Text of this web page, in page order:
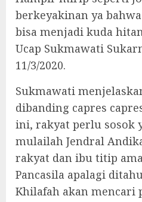
berkeyakinan ya
bisa menjadi kuda
Ucap Sukmawati
11/3/2020.
Sukmawati
dibanding capres
ini, rakyat perlu sosok
mulailah Jendral
rakyat dan ibu titip
Pancasila apalagi
Khilafah akan mencari